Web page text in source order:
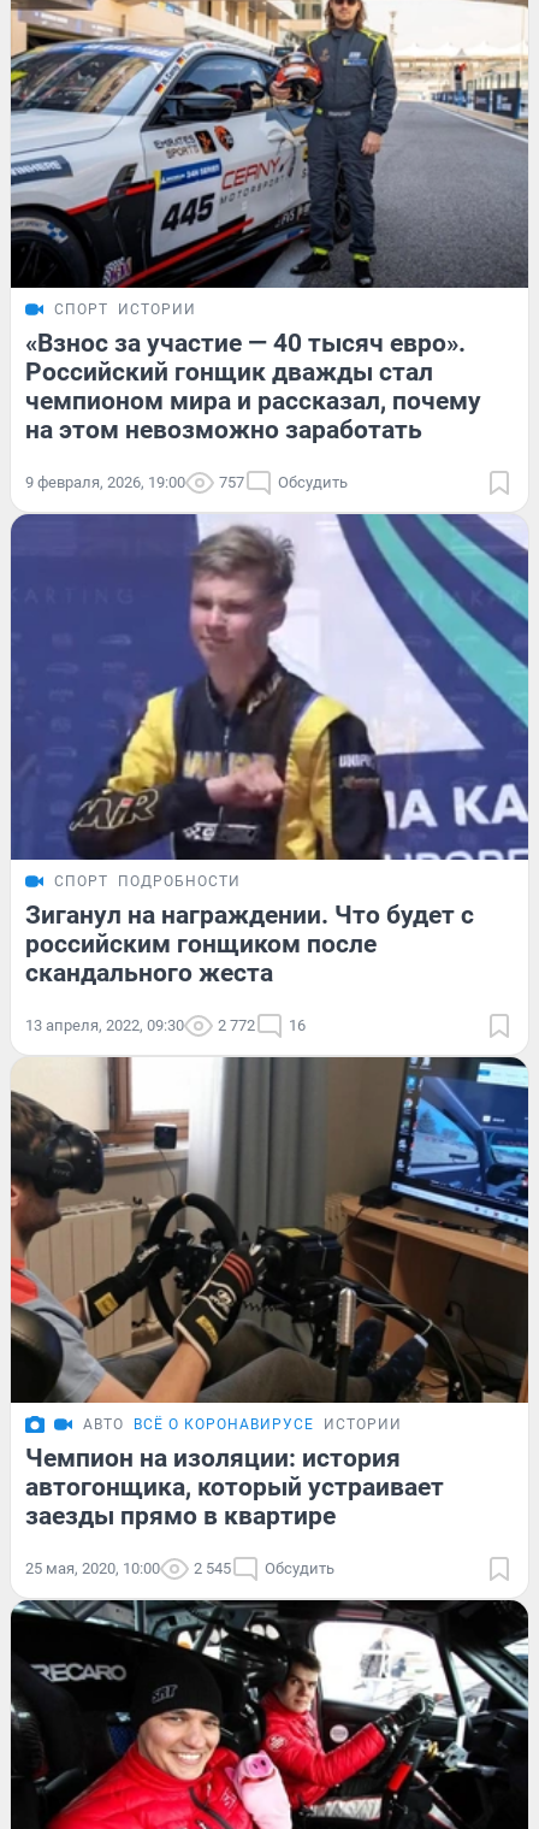
СПОРТ ИСТОРИИ
«Взнос за участие — 40 тысяч евро».
Российский гонщик дважды стал
чемпионом мира и рассказал, почему
на этом невозможно заработать
9 февраля, 2026, 19:00 757 Обсудить
СПОРТ ПОДРОБНОСТИ
Зиганул на награждении. Что будет с
российским гонщиком после
скандального жеста
13 апреля, 2022, 09:30 2 772 16
АВТО ВСЁ О КОРОНАВИРУСЕ ИСТОРИИ
Чемпион на изоляции: история
автогонщика, который устраивает
заезды прямо в квартире
25 мая, 2020, 10:00 2 545 Обсудить